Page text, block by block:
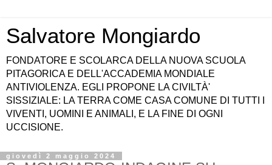
Salvatore Mongiardo
FONDATORE E SCOLARCA DELLA NUOVA SCUOLA
PITAGORICA E DELL'ACCADEMIA MONDIALE
ANTIVIOLENZA. EGLI PROPONE LA CIVILTÀ'
SISSIZIALE: LA TERRA COME CASA COMUNE DI TUTTI I
VIVENTI, UOMINI E ANIMALI, E LA FINE DI OGNI
UCCISIONE.
giovedì 2 maggio 2024